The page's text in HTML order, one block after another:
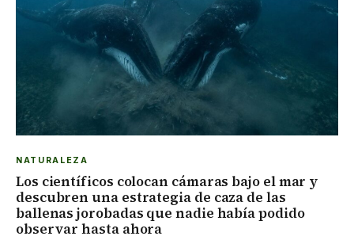
NATURALEZA
Los científicos colocan cámaras bajo el mar y
descubren una estrategia de caza de las
ballenas jorobadas que nadie había podido
observar hasta ahora